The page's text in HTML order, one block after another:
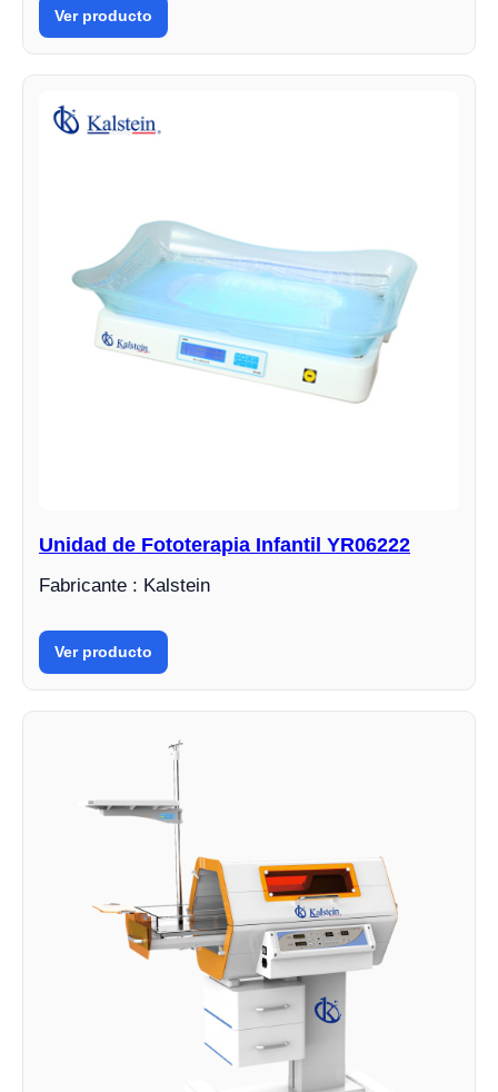
Ver producto
Unidad de Fototerapia Infantil YR06222
Fabricante : Kalstein
Ver producto